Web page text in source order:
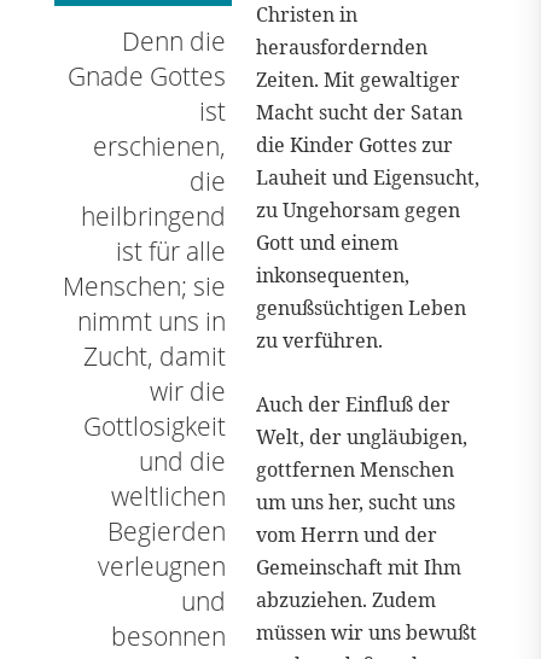
Denn die
Gnade Gottes
ist
erschienen,
die
heilbringend
ist für alle
Menschen; sie
nimmt uns in
Zucht, damit
wir die
Gottlosigkeit
und die
weltlichen
Begierden
verleugnen
und
besonnen
Christen in
herausfordernden
Zeiten. Mit gewaltiger
Macht sucht der Satan
die Kinder Gottes zur
Lauheit und Eigensucht,
zu Ungehorsam gegen
Gott und einem
inkonsequenten,
genußsüchtigen Leben
zu verführen.
Auch der Einfluß der
Welt, der ungläubigen,
gottfernen Menschen
um uns her, sucht uns
vom Herrn und der
Gemeinschaft mit Ihm
abzuziehen. Zudem
müssen wir uns bewußt